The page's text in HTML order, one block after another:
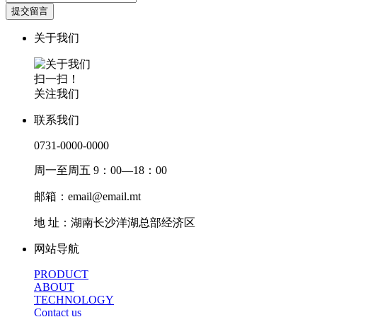
提交留言
关于我们
扫一扫！
关注我们
联系我们
0731-0000-0000
周一至周五 9：00—18：00
邮箱：email@email.mt
地 址：湖南长沙洋湖总部经济区
网站导航
PRODUCT
ABOUT
TECHNOLOGY
Contact us